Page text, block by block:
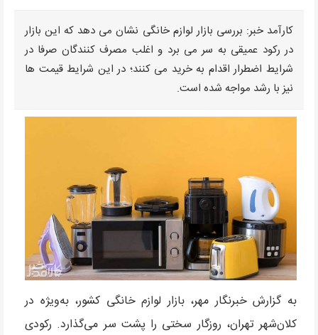
رانت میلیاردی واردات خودرو
کارآمد خبر: بررسی بازار لوازم خانگی نشان می دهد که این بازار
در رکود عمیقی به سر می برد و اغلب مصرف کنندگان صرفا در
شرایط اضطرار اقدام به خرید می کنند؛ در این شرایط قیمت ها
نیز با رشد مواجه شده است.
به گزارش خبرنگار مهر، بازار لوازم خانگی کشور، به‌ویژه در
کلان‌شهر تهران، روزگار سختی را پشت سر می‌گذارد. رکودی